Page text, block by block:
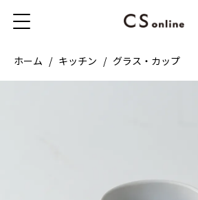
ホーム キッチン グラス・カップ